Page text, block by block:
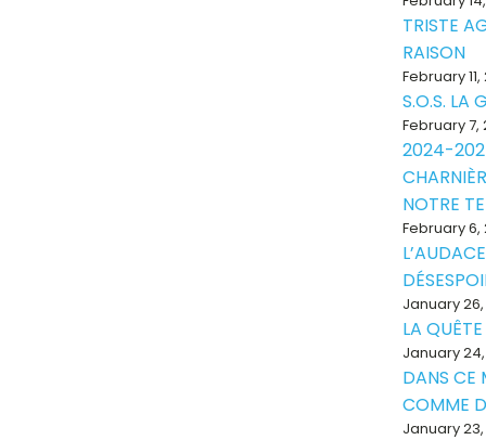
TRISTE
RAISON
February
S.O.S. LA
February 7,
2024-
NOTRE
February 6,
January
LA
January
DANS CE
COMME
January